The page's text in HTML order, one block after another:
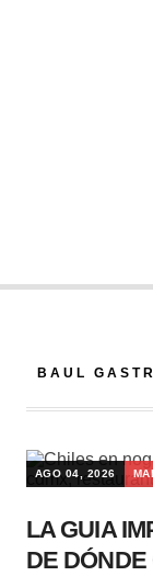
BAUL
AGO 04, 2026
LA GUIA
DE DÓNDE